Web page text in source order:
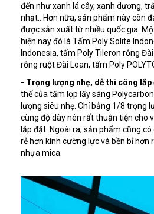
đến như xanh lá cây, xanh dương,
nhạt…Hơn nữa, sản phẩm này còn
được sản xuất từ nhiều quốc gia.
hiện nay đó là Tấm Poly Solite
Indonesia, tấm Poly Tileron rỗng
rỗng ruột Đài Loan, tấm Poly
- Trọng lượng nhẹ, dễ thi công lắp
thế của tấm lợp lấy sáng
lượng siêu nhẹ. Chỉ bằng 1/8 trọng
cùng độ dày nên rất thuận tiện cho
lắp đặt. Ngoài ra, sản phẩm cũng
rẻ hơn kính cường lực và bền bỉ hơn
nhựa mica.